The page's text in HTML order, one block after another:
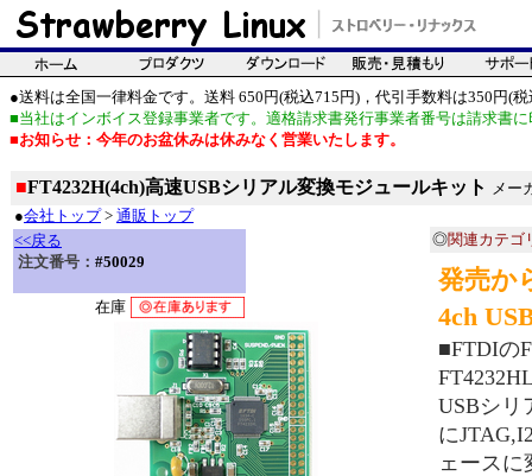
●送料は全国一律料金です。送料 650円(税込715円)，代引手数料は350円(税
■当社はインボイス登録事業者です。適格請求書発行事業者番号は請求書
■お知らせ：今年のお盆休みは休みなく営業いたします。
■FT4232H(4ch)高速USBシリアル変換モジュールキット メー
●会社トップ> 通販トップ
<<戻る
注文番号： #50029
在庫
◎関連カテゴ
発売か
4ch
■FTDIの
USBシリ
に
ェース